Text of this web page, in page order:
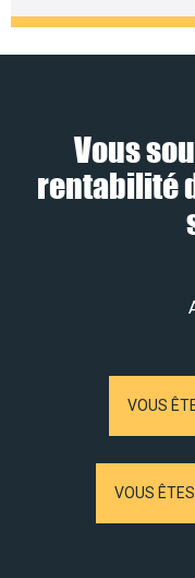
Vous
rentabilité
VOUS
VOUS